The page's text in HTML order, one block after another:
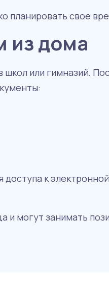
планировать свое
из дома
или гимназий.
к
и могут занимать